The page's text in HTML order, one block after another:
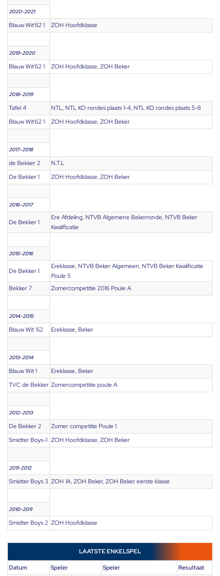
2020-2021
Blauw Wit'62 1 ZOH Hoofdklasse
2019-2020
Blauw Wit'62 1 ZOH Hoofdklasse, ZOH Beker
2018-2019
Tafel 4
NTL, NTL KO rondes plaats 1-4, NTL KO rondes plaats 5-8
Blauw Wit'62 1
ZOH Hoofdklasse, ZOH Beker
2017-2018
de Bekker 2
N.T.L
De Bekker 1
ZOH Hoofdklasse, ZOH Beker
2016-2017
De Bekker 1
Ere Afdeling, NTVB Algemene Bekerronde, NTVB Beker
Kwalificatie
2015-2016
De Bekker 1
Ereklasse, NTVB Beker Algemeen, NTVB Beker Kwalificatie
Poule 5
Bekker 7
Zomercompetitie 2016 Poule A
2014-2015
Blauw Wit '62 Ereklasse, Beker
2013-2014
Blauw Wit 1
Ereklasse, Beker
TVC de Bekker Zomercompetitie poule A
2012-2013
De Bekker 2
Zomer competitie Poule 1
Smidter Boys-1 ZOH Hoofdklasse, ZOH Beker
2011-2012
Smidter Boys 3 ZOH 1A, ZOH Beker, ZOH Beker eerste klasse
2010-2011
Smidter Boys 2 ZOH Hoofdklasse
LAATSTE ENKELSPEL
Datum Speler Speler
Resultaat